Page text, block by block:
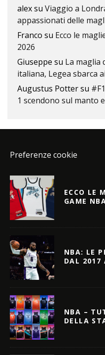
alexsu Viaggio a
appassionati delle
Franco su Ecco le
2026
Giuseppe su La maglia
italiana, Legea sbarca
Augustus Pottersu
1 scendono sul manto
Preferenze cookie
ECCO LE
GAME
NBA: LE
DAL 2017
NBA –
DELLA